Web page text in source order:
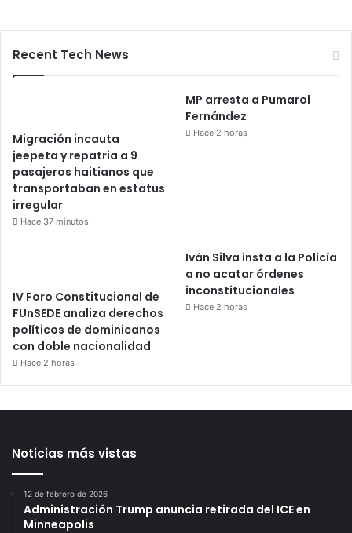
Recent Tech News
Migración incauta
jeepeta y repatria a 9
pasajeros haitianos que
transportaban en estatus
irregular
Hace 37 minutos
MP arresta a Pumarol
Fernández
Hace 2 horas
IV Foro Constitucional de
FUnSEDE analiza derechos
políticos de dominicanos
con doble nacionalidad
Hace 2 horas
Iván Silva insta a la Policía
a no acatar órdenes
inconstitucionales
Hace 2 horas
Noticias más vistas
12 de febrero de 2026
Administración Trump anuncia retirada del ICE en
Minneapolis